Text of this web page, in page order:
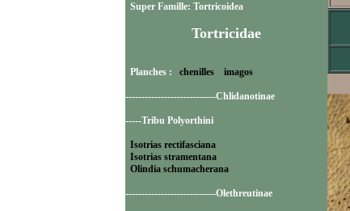
Super Famille: Tortricoidea
Tortricidae
Planches : chenilles imagos
----------------------------Chlidanotinae
-----Tribu Polyorthini
Isotrias rectifasciana
Isotrias stramentana
Olindia schumacherana
----------------------------Olethreutinae